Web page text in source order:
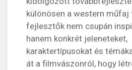
különösen a western műfaj
fejlesztők nem csupán
hanem konkrét jeleneteket,
karaktertípusokat és
át a filmvászonról, hogy